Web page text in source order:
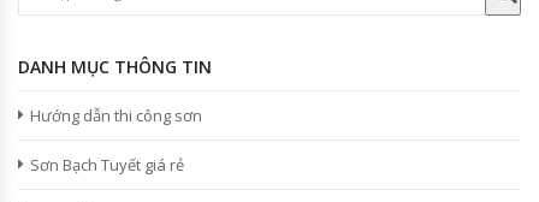
DANH MỤC THÔNG TIN
Hướng dẫn thi công sơn
Sơn Bạch Tuyết giá rẻ